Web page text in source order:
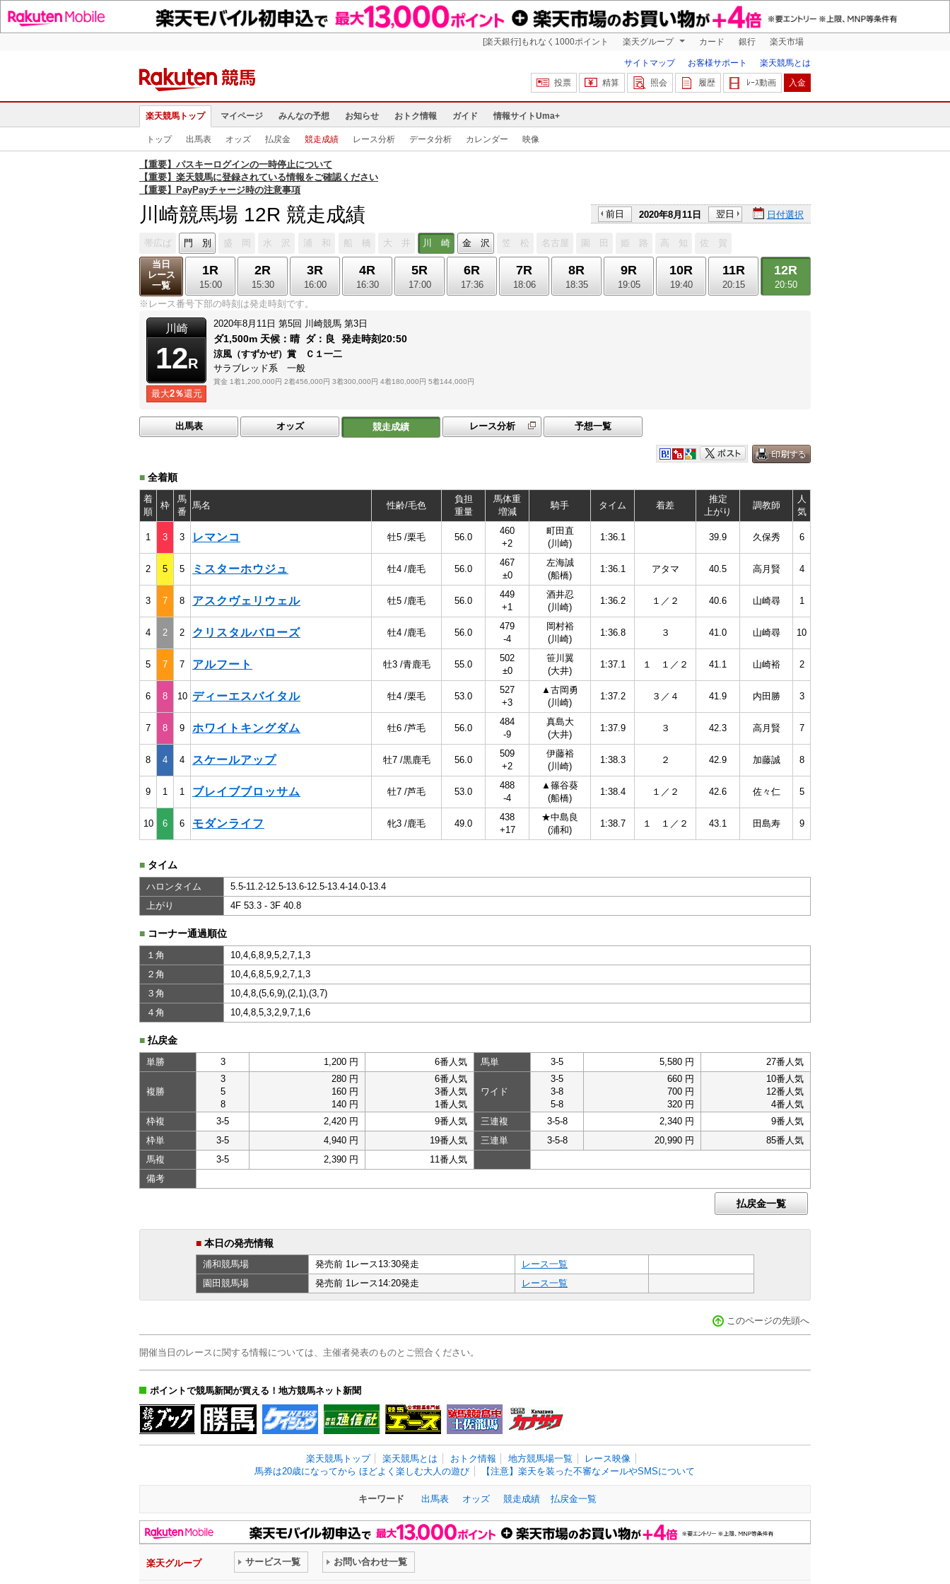
[楽天銀行]もれなく1000ポイント 楽天グループ カード 銀行 楽天市場
サイトマップ お客様サポート
楽天競馬とは
投票
精算 照会 履歴 ﾚｰｽ動画 入金
楽天競馬トップ マイページ みんなの予想 お知らせ おトク情報 ガイド 情報サイトUma+
トップ 出馬表 オッズ 払戻金 競走成績 レース分析 データ分析 カレンダー 映像
【重要】パスキーログインの一時停止について
【重要】楽天競馬に登録されている情報をご確認ください
【重要】PayPayチャージ時の注意事項
川崎競馬場 12R 競走成績 前日 2020年8月11日 翌日 日付選択
帯広ば 門 別 盛 岡 水 沢 浦 和 船 橋 大 井 川 崎 金 沢 笠 松 名古屋 園 田 姫 路 高 知
佐 賀
当日
レース
一覧
1R
15:00
2R
15:30
3R
16:00
4R
16:30
5R
17:00
6R
17:36
7R
18:06
8R
18:35
9R
19:05
10R
19:40
11R
20:15
12R
20:50
※レース番号下部の時刻は発走時刻です。
川崎
12R
最大2％還元
2020年8月11日 第5回 川崎競馬 第3日
ダ1,500m 天候： 晴 ダ： 良 発走時刻20:50
涼風（すずかぜ）賞 Ｃ１一二
サラブレッド系 一般
賞金 1着1,200,000円 2着456,000円 3着300,000円 4着180,000円 5着144,000円
出馬表 オッズ 競走成績 レース分析 予想一覧
■ 全着順
着
順
枠
馬
番
馬名 性齢/毛色
負担
重量
馬体重
増減
騎手 タイム 着差
推定
上がり
調教師
人
気
1 3 3 レマンコ 牡5 /栗毛 56.0
460
+2
町田直
(川崎)
1:36.1 39.9 久保秀 6
2 5 5 ミスターホウジュ 牡4 /鹿毛 56.0
467
±0
左海誠
(船橋)
1:36.1 アタマ 40.5 高月賢 4
3 7 8 アスクヴェリウェル 牡5 /鹿毛 56.0
449
+1
酒井忍
(川崎)
1:36.2 １／２ 40.6 山崎尋 1
4 2 2 クリスタルバローズ 牡4 /鹿毛 56.0
479
-4
岡村裕
(川崎)
1:36.8 ３ 41.0 山崎尋 10
5 7 7 アルフート 牡3 /青鹿毛 55.0
502
±0
笹川翼
(大井)
1:37.1 １ １／２ 41.1 山崎裕 2
6 8 10 ディーエスバイタル 牡4 /栗毛 53.0
527
+3
▲古岡勇
(川崎)
1:37.2 ３／４ 41.9 内田勝 3
7 8 9 ホワイトキングダム 牡6 /芦毛 56.0
484
-9
真島大
(大井)
1:37.9 ３ 42.3 高月賢 7
8 4 4 スケールアップ 牡7 /黒鹿毛 56.0
509
+2
伊藤裕
(川崎)
1:38.3 ２ 42.9 加藤誠 8
9 1 1 ブレイブブロッサム 牡7 /芦毛 53.0
488
-4
▲篠谷葵
(船橋)
1:38.4 １／２ 42.6 佐々仁 5
10 6 6 モダンライフ 牝3 /鹿毛 49.0
438
+17
★中島良
(浦和)
1:38.7 １ １／２ 43.1 田島寿 9
■ タイム
ハロンタイム
5.5-11.2-12.5-13.6-12.5-13.4-14.0-13.4
上がり
4F 53.3 - 3F 40.8
■ コーナー通過順位
１角
10,4,6,8,9,5,2,7,1,3
２角
10,4,6,8,5,9,2,7,1,3
３角
10,4,8,(5,6,9),(2,1),(3,7)
４角
10,4,8,5,3,2,9,7,1,6
■ 払戻金
単勝 3 1,200 円 6番人気 馬単 3-5 5,580 円 27番人気
複勝
3
5
8
280 円
160 円
140 円
6番人気
3番人気
1番人気
ワイド
3-5
3-8
5-8
660 円
700 円
320 円
10番人気
12番人気
4番人気
枠複
3-5 2,420 円 9番人気 三連複 3-5-8 2,340 円
9番人気
枠単
3-5 4,940 円 19番人気 三連単 3-5-8 20,990 円
85番人気
馬複
3-5 2,390 円
11番人気
備考
払戻金一覧
■ 本日の発売情報
浦和競馬場 発売前 1レース13:30発走
レース一覧
園田競馬場 発売前 1レース14:20発走 レース一覧
このページの先頭へ
開催当日のレースに関する情報については、主催者発表のものとご照合ください。
ポイントで競馬新聞が買える！地方競馬ネット新聞
楽天競馬トップ 楽天競馬とは おトク情報 地方競馬場一覧
レース映像
馬券は20歳になってから ほどよく楽しむ大人の遊び
【注意】楽天を装った不審なメールやSMSについて
キーワード 出馬表 オッズ 競走成績 払戻金一覧
楽天グループ サービス一覧 お問い合わせ一覧